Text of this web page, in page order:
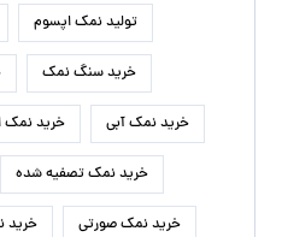
تولید نمک اپسوم
خرید سنگ نمک
خرید نمک آبی خرید نمک
خرید نمک تصفیه شده
خرید نمک صورتی خرید